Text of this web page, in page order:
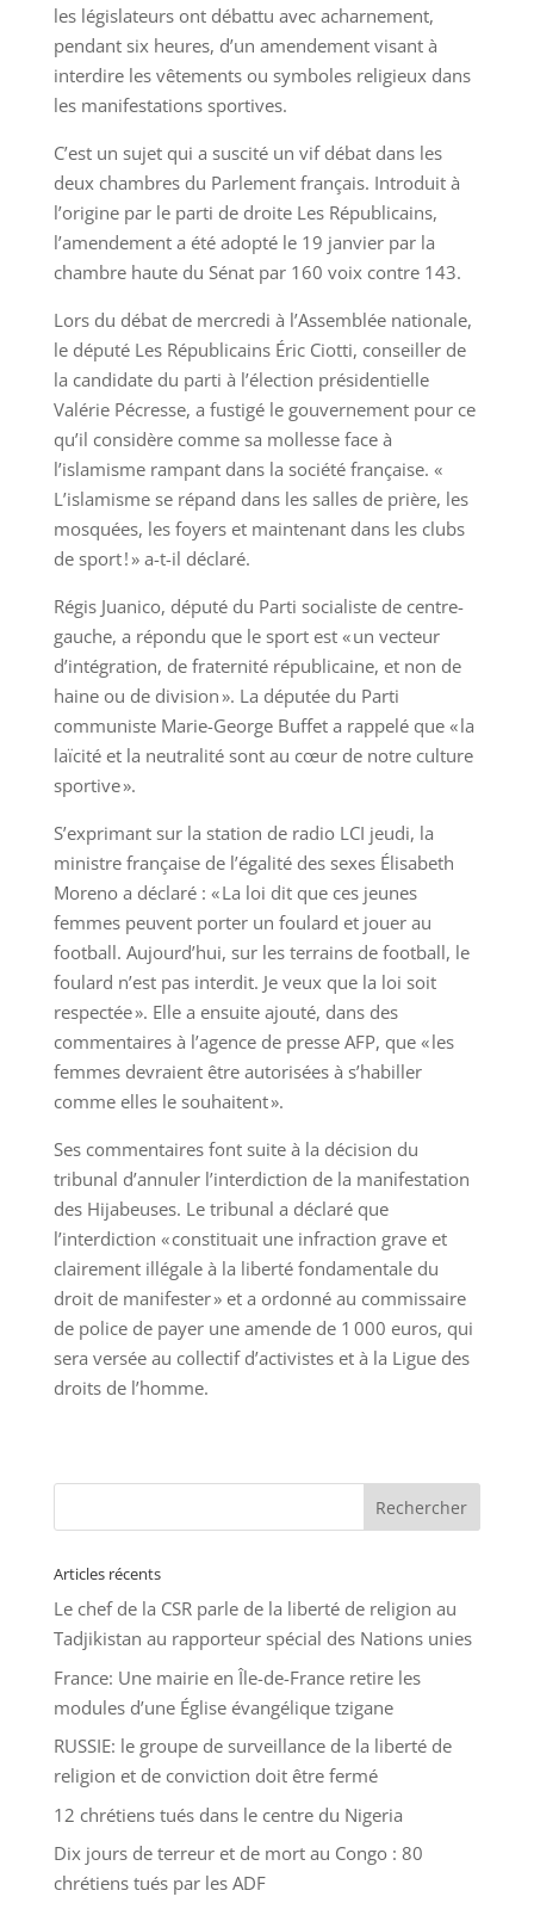
les législateurs ont débattu avec acharnement,
pendant six heures, d’un amendement visant à
interdire les vêtements ou symboles religieux dans
les manifestations sportives.
C’est un sujet qui a suscité un vif débat dans les
deux chambres du Parlement français. Introduit à
l’origine par le parti de droite Les Républicains,
l’amendement a été adopté le 19 janvier par la
chambre haute du Sénat par 160 voix contre 143.
Lors du débat de mercredi à l’Assemblée nationale,
le député Les Républicains Éric Ciotti, conseiller de
la candidate du parti à l’élection présidentielle
Valérie Pécresse, a fustigé le gouvernement pour ce
qu’il considère comme sa mollesse face à
l’islamisme rampant dans la société française. «
L’islamisme se répand dans les salles de prière, les
mosquées, les foyers et maintenant dans les clubs
de sport ! » a-t-il déclaré.
Régis Juanico, député du Parti socialiste de centre-
gauche, a répondu que le sport est « un vecteur
d’intégration, de fraternité républicaine, et non de
haine ou de division ». La députée du Parti
communiste Marie-George Buffet a rappelé que « la
laïcité et la neutralité sont au cœur de notre culture
sportive ».
S’exprimant sur la station de radio LCI jeudi, la
ministre française de l’égalité des sexes Élisabeth
Moreno a déclaré : « La loi dit que ces jeunes
femmes peuvent porter un foulard et jouer au
football. Aujourd’hui, sur les terrains de football, le
foulard n’est pas interdit. Je veux que la loi soit
respectée ». Elle a ensuite ajouté, dans des
commentaires à l’agence de presse AFP, que « les
femmes devraient être autorisées à s’habiller
comme elles le souhaitent ».
Ses commentaires font suite à la décision du
tribunal d’annuler l’interdiction de la manifestation
des Hijabeuses. Le tribunal a déclaré que
l’interdiction « constituait une infraction grave et
clairement illégale à la liberté fondamentale du
droit de manifester » et a ordonné au commissaire
de police de payer une amende de 1 000 euros, qui
sera versée au collectif d’activistes et à la Ligue des
droits de l’homme.
Articles récents
Le chef de la CSR parle de la liberté de religion au
Tadjikistan au rapporteur spécial des Nations unies
France: Une mairie en Île-de-France retire les
modules d’une Église évangélique tzigane
RUSSIE: le groupe de surveillance de la liberté de
religion et de conviction doit être fermé
12 chrétiens tués dans le centre du Nigeria
Dix jours de terreur et de mort au Congo : 80
chrétiens tués par les ADF